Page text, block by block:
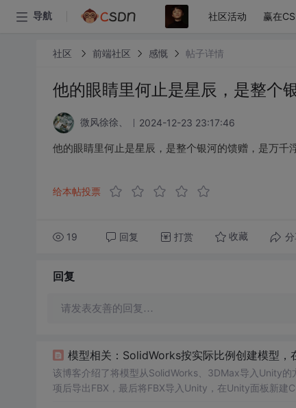
导航 社区活动 赢在
社区 前端社区 感慨 帖子详情
他的眼睛里何止是星辰，是整个
微风徐徐、 2024-12-23 23:17:46
他的眼睛里何止是星辰，是整个银河的馈赠，是万千
给本帖投票
19 回复 打赏 收藏
回复
请发表友善的回复…
模型相关：SolidWorks按实际比例创建模型，
该博客介绍了将模型从SolidWorks、3DMax导入Unity
项后导出FBX，最后将FBX导入Unity，在Unity面板新建